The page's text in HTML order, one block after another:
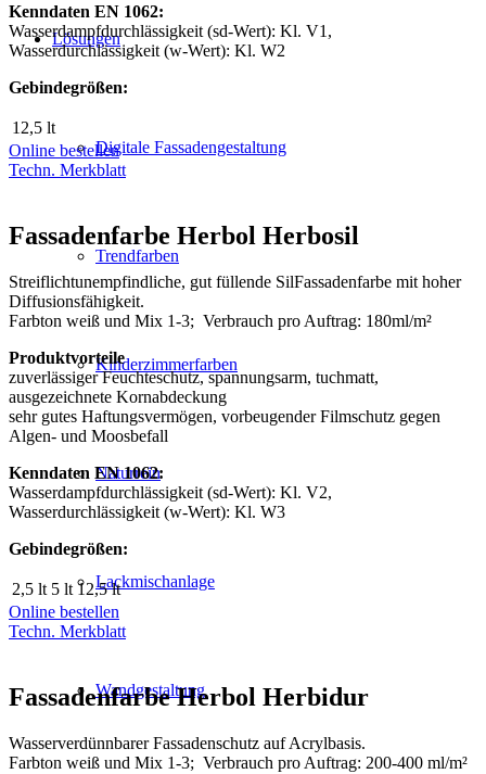
Lösungen
Digitale Fassadengestaltung
Trendfarben
Kinderzimmerfarben
Naturrein
Lackmischanlage
Wandgestaltung
Kenndaten EN 1062:
Wasserdampfdurchlässigkeit (sd-Wert): Kl. V1,
Wasserdurchlässigkeit (w-Wert): Kl. W2
Gebindegrößen:
12,5 lt
Online bestellen
Techn. Merkblatt
Fassadenfarbe Herbol Herbosil
Streiflichtunempfindliche, gut füllende SilFassadenfarbe mit hoher
Diffusionsfähigkeit.
Farbton weiß und Mix 1-3; Verbrauch pro Auftrag: 180ml/m²
Produktvorteile
zuverlässiger Feuchteschutz, spannungsarm, tuchmatt,
ausgezeichnete Kornabdeckung
sehr gutes Haftungsvermögen, vorbeugender Filmschutz gegen
Algen- und Moosbefall
Kenndaten EN 1062:
Wasserdampfdurchlässigkeit (sd-Wert): Kl. V2,
Wasserdurchlässigkeit (w-Wert): Kl. W3
Gebindegrößen:
2,5 lt 5 lt 12,5 lt
Online bestellen
Techn. Merkblatt
Fassadenfarbe Herbol Herbidur
Wasserverdünnbarer Fassadenschutz auf Acrylbasis.
Farbton weiß und Mix 1-3; Verbrauch pro Auftrag: 200-400 ml/m²